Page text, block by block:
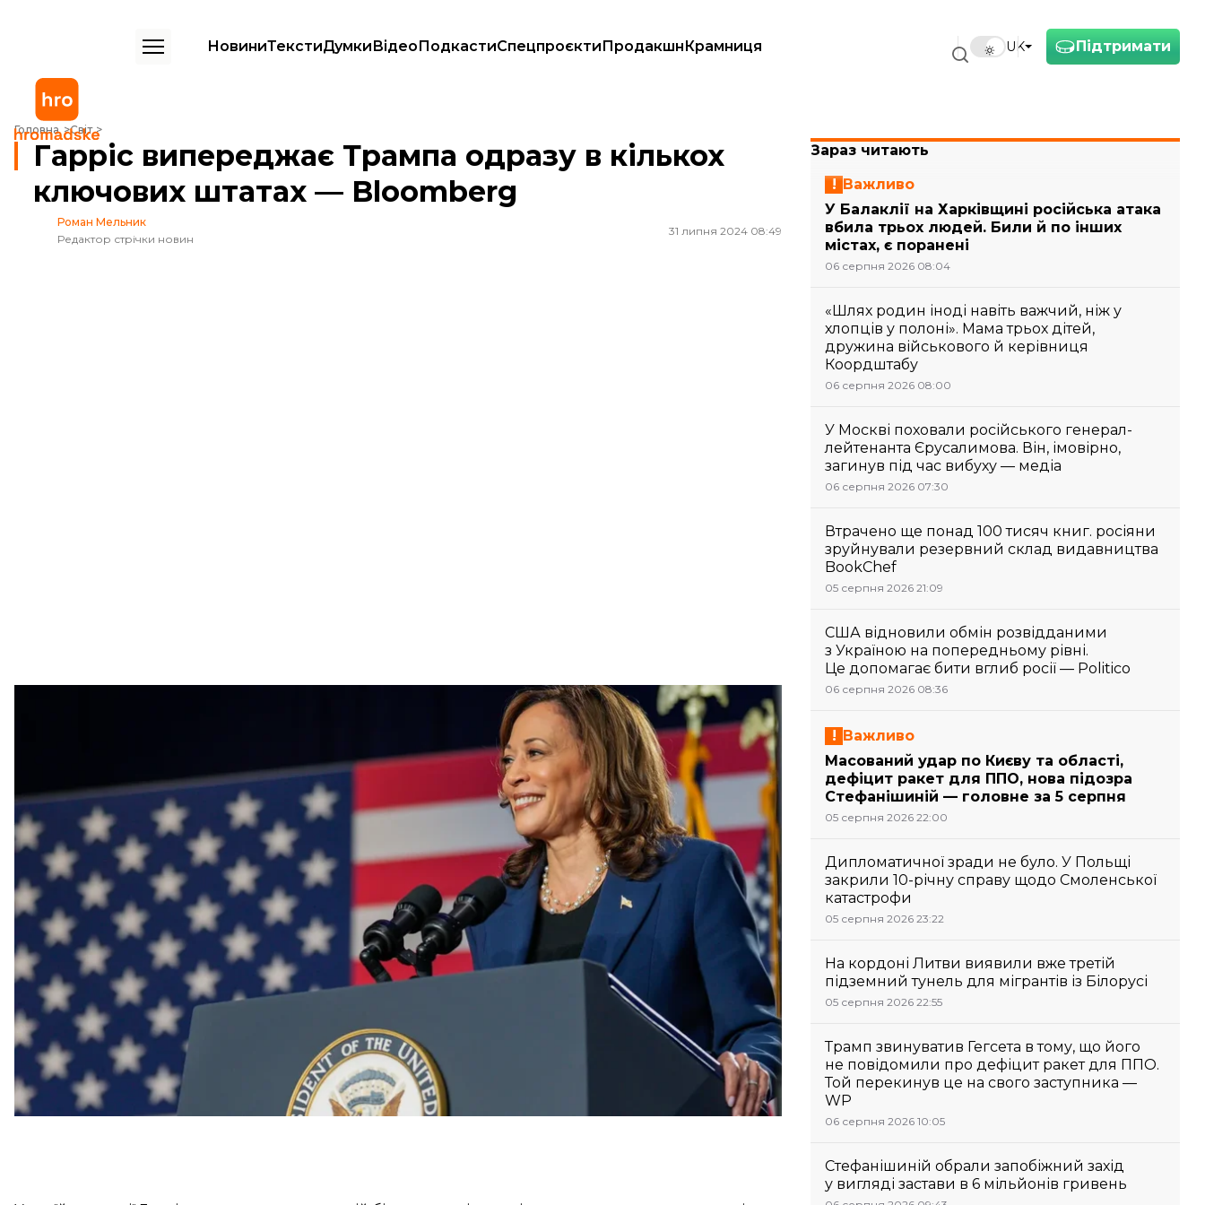
Підтримати
UK
НовиниТекстиДумкиВідеоПодкастиСпецпроєктиПродакшнКрамниця
Головна Світ
Гарріс випереджає Трампа одразу в кількох ключових штатах — Bloomberg
Гарріс випереджає Трампа одразу в кількох
ключових штатах — Bloomberg
Роман Мельник
Редактор стрічки новин
31 липня 2024 08:49
Чинна віцепрезидентка США Камала Гарріс, яка замінила Джо Байдена в передвиборчих
перегонах, випереджає кандидата від республіканців Дональда Трампа у чотирьох ключових
Про це
свідчать
дані опитування Bloomberg News/Morning Consult.
Так, Гарріс випередила Трампа в Аризоні (49% проти 47%), Мічигані (53% проти 42%), Неваді (47%
проти 45%) та Вісконсині (49% проти 47%). У Джорджії зберігається рівність (по 47%), а от у Північній
Кароліні (48% проти 46%) та Пенсильванії (50% проти 46%) — лідирує Трамп. А втім, переваги Гарріс у
цих штатах мінімальні, у межах статистичної похибки.
Однак наміри Гарріс балотуватись у президенти оживили ентузіазм Демократичної партії, пише
Bloomberg, а зміна кандидатів, схоже, сприятиме підвищенню явки виборців у штатах, що вагаються.
Зараз читають
Важливо
У Балаклії на Харківщині російська атака
вбила трьох людей. Били й по інших
містах, є поранені
06 серпня 2026 08:04
«Шлях родин іноді навіть важчий, ніж у
хлопців у полоні». Мама трьох дітей,
дружина військового й керівниця
Коордштабу
06 серпня 2026 08:00
У Москві поховали російського генерал-
лейтенанта Єрусалимова. Він, імовірно,
загинув під час вибуху — медіа
06 серпня 2026 07:30
Втрачено ще понад 100 тисяч книг. росіяни
зруйнували резервний склад видавництва
BookChef
05 серпня 2026 21:09
США відновили обмін розвідданими
з Україною на попередньому рівні.
Це допомагає бити вглиб росії — Politico
06 серпня 2026 08:36
Важливо
Масований удар по Києву та області,
дефіцит ракет для ППО, нова підозра
Стефанішиній — головне за 5 серпня
05 серпня 2026 22:00
Дипломатичної зради не було. У Польщі
закрили 10-річну справу щодо Смоленської
катастрофи
05 серпня 2026 23:22
На кордоні Литви виявили вже третій
підземний тунель для мігрантів із Білорусі
05 серпня 2026 22:55
Трамп звинуватив Гегсета в тому, що його
не повідомили про дефіцит ракет для ППО.
Той перекинув це на свого заступника —
WP
06 серпня 2026 10:05
Стефанішиній обрали запобіжний захід
у вигляді застави в 6 мільйонів гривень